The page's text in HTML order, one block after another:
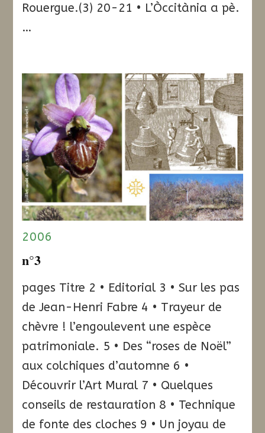
Rouergue.(3) 20-21 • L’Òccitània a pè.
…
2006
n°3
pages Titre 2 • Editorial 3 • Sur les pas
de Jean-Henri Fabre 4 • Trayeur de
chèvre ! l’engoulevent une espèce
patrimoniale. 5 • Des “roses de Noël”
aux colchiques d’automne 6 •
Découvrir l’Art Mural 7 • Quelques
conseils de restauration 8 • Technique
de fonte des cloches 9 • Un joyau de